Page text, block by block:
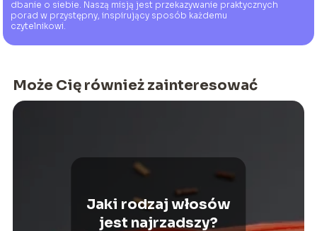
dbanie o siebie. Naszą misją jest przekazywanie praktycznych
porad w przystępny, inspirujący sposób każdemu
czytelnikowi.
Może Cię również zainteresować
Jaki rodzaj włosów
jest najrzadszy?